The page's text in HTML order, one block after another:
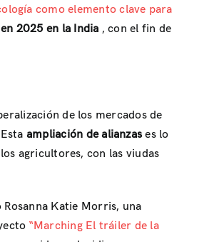
como elemento clave para
2025 en la India , con el fin de
de los mercados de
ampliación de alianzases lo
agricultores, con las viudas
Katie Morris, una
“Marching El tráiler de la